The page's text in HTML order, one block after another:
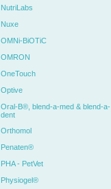
NutriLabs
Nuxe
OMNi-BiOTiC
OMRON
OneTouch
Optive
Oral-B®, blend-a-med & blend-a-
dent
Orthomol
Penaten®
PHA - PetVet
Physiogel®